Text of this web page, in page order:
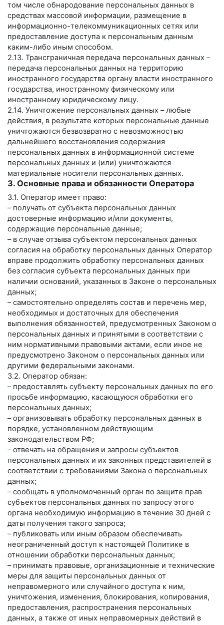
том числе обнародование персональных данных в
средствах массовой информации, размещение в
информационно-телекоммуникационных сетях или
предоставление доступа к персональным данным
каким-либо иным способом.
2.13. Трансграничная передача персональных данных –
передача персональных данных на территорию
иностранного государства органу власти иностранного
государства, иностранному физическому или
иностранному юридическому лицу.
2.14. Уничтожение персональных данных – любые
действия, в результате которых персональные данные
уничтожаются безвозвратно с невозможностью
дальнейшего восстановления содержания
персональных данных в информационной системе
персональных данных и (или) уничтожаются
материальные носители персональных данных.
3. Основные права и обязанности Оператора
3.1. Оператор имеет право:
– получать от субъекта персональных данных
достоверные информацию и/или документы,
содержащие персональные данные;
– в случае отзыва субъектом персональных данных
согласия на обработку персональных данных Оператор
вправе продолжить обработку персональных данных
без согласия субъекта персональных данных при
наличии оснований, указанных в Законе о персональных
данных;
– самостоятельно определять состав и перечень мер,
необходимых и достаточных для обеспечения
выполнения обязанностей, предусмотренных Законом о
персональных данных и принятыми в соответствии с
ним нормативными правовыми актами, если иное не
предусмотрено Законом о персональных данных или
другими федеральными законами.
3.2. Оператор обязан:
– предоставлять субъекту персональных данных по его
просьбе информацию, касающуюся обработки его
персональных данных;
– организовывать обработку персональных данных в
порядке, установленном действующим
законодательством РФ;
– отвечать на обращения и запросы субъектов
персональных данных и их законных представителей в
соответствии с требованиями Закона о персональных
данных;
– сообщать в уполномоченный орган по защите прав
субъектов персональных данных по запросу этого
органа необходимую информацию в течение 30 дней с
даты получения такого запроса;
– публиковать или иным образом обеспечивать
неограниченный доступ к настоящей Политике в
отношении обработки персональных данных;
– принимать правовые, организационные и технические
меры для защиты персональных данных от
неправомерного или случайного доступа к ним,
уничтожения, изменения, блокирования, копирования,
предоставления, распространения персональных
данных, а также от иных неправомерных действий в